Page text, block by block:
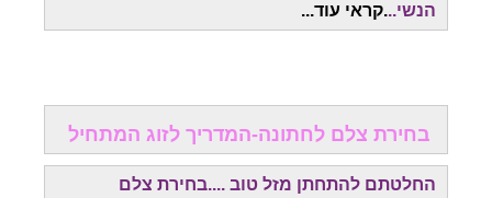
הנשי...קראי עוד...
בחירת צלם לחתונה-המדריך לזוג המתחיל
החלטתם להתחתן מזל טוב ....בחירת צלם